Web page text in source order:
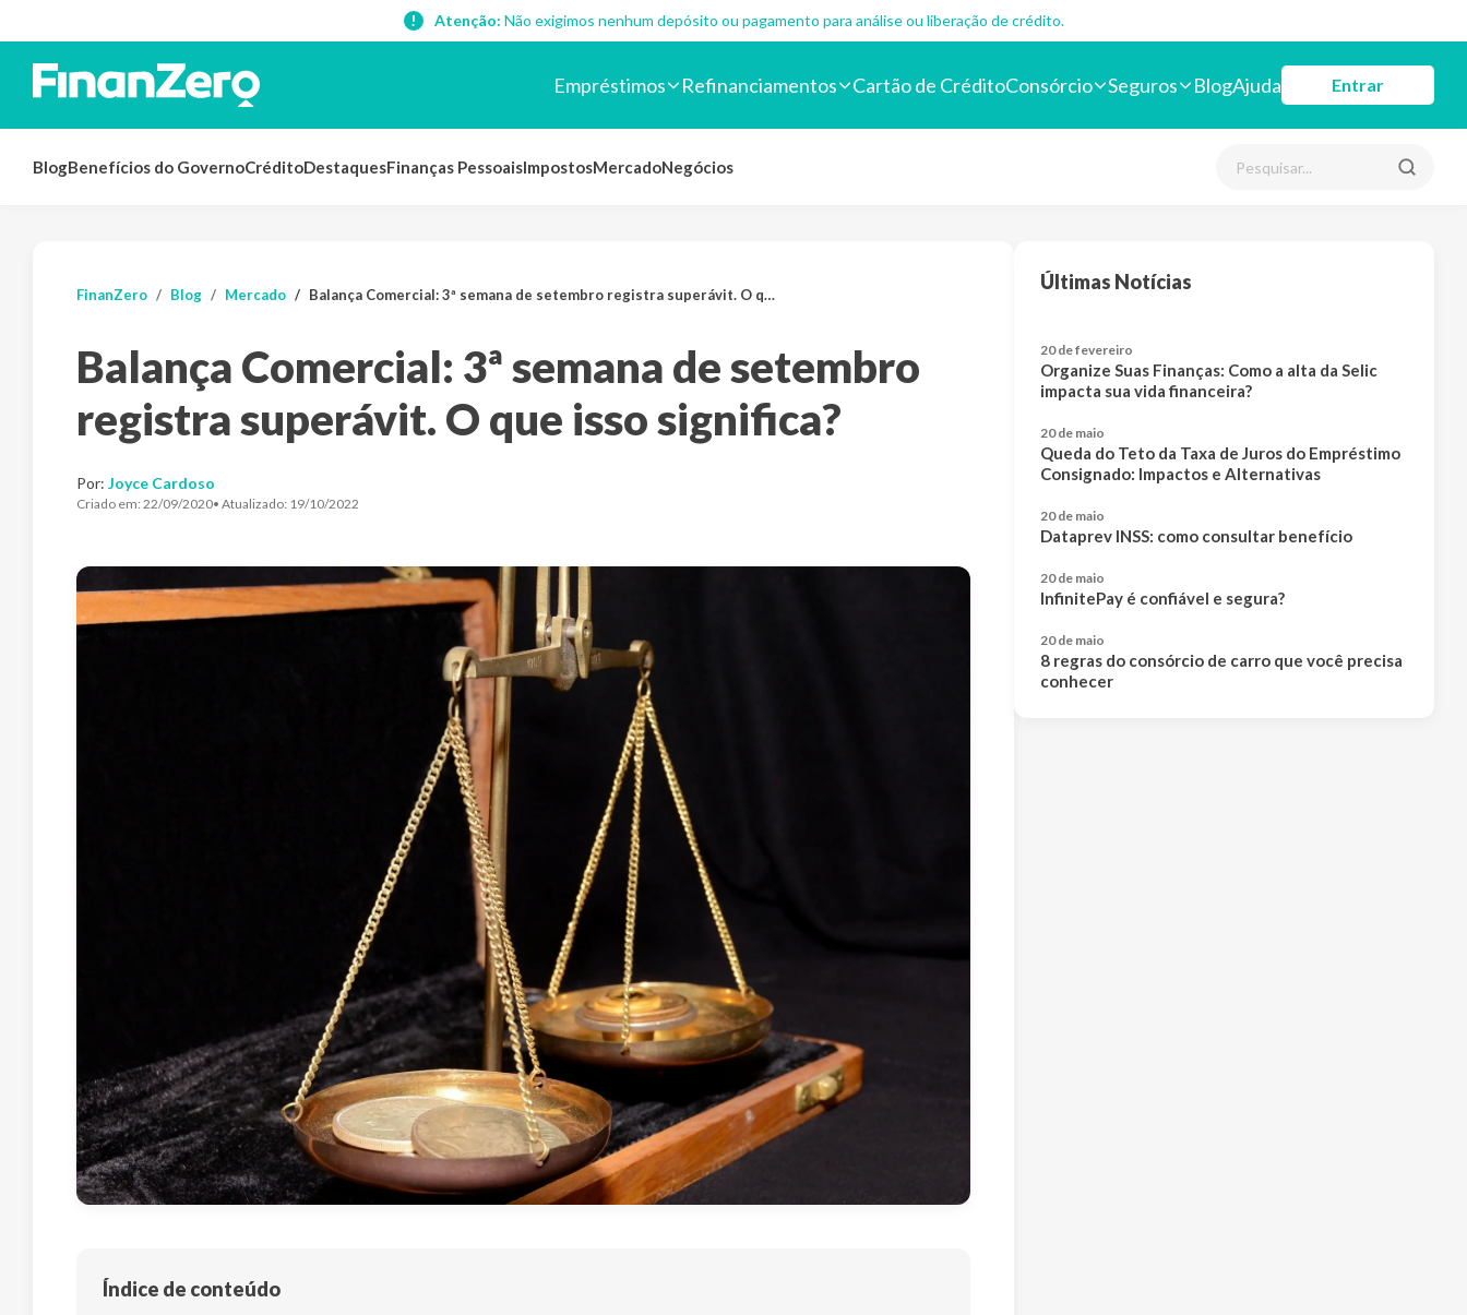
Atenção: Não exigimos nenhum depósito ou pagamento para análise ou liberação de crédito.
Empréstimos Refinanciamentos Cartão de CréditoConsórcio Seguros BlogAjuda Entrar
BlogBenefícios do GovernoCréditoDestaquesFinanças PessoaisImpostosMercadoNegócios
FinanZero Blog Mercado Balança Comercial: 3ª semana de setembro registra superávit. O que isso significa?
Balança Comercial: 3ª semana de setembro
registra superávit. O que isso significa?
Por: Joyce Cardoso
Criado em: 22/09/2020• Atualizado: 19/10/2022
Índice de conteúdo
Últimas Notícias
20 de fevereiro
Organize Suas Finanças: Como a alta da Selic
impacta sua vida financeira?
20 de maio
Queda do Teto da Taxa de Juros do Empréstimo
Consignado: Impactos e Alternativas
20 de maio
Dataprev INSS: como consultar benefício
20 de maio
InfinitePay é confiável e segura?
20 de maio
8 regras do consórcio de carro que você precisa
conhecer